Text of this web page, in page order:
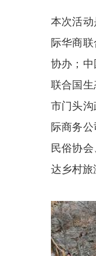
本次活
际华商
协办；中
联合国
市门头
际商务
民俗协
达乡村旅